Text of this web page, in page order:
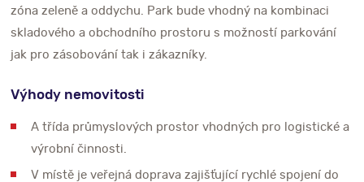
zóna zeleně a oddychu. Park bude vhodný na kombinaci
skladového a obchodního prostoru s možností parkování
jak pro zásobování tak i zákazníky.
Výhody nemovitosti
A třída průmyslových prostor vhodných pro logistické a
výrobní činnosti.
V místě je veřejná doprava zajišťující rychlé spojení do